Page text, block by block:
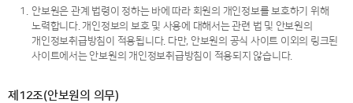
1.
안보원은 관계 법령이 정하는 바에 따라 회원의 개인정보를 보호하기 위해
노력합니다. 개인정보의 보호 및 사용에 대해서는 관련 법 및 안보원의
개인정보취급방침이 적용됩니다. 다만, 안보원의 공식 사이트 이외의 링크된
사이트에서는 안보원의 개인정보취급방침이 적용되지 않습니다.
제12조(안보원의 의무)